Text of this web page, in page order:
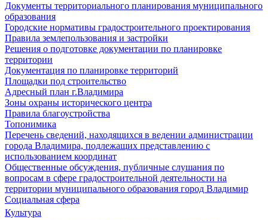
Документы территориального планирования муниципального
образования
Городские нормативы градостроительного проектирования
Правила землепользования и застройки
Решения о подготовке документации по планировке
территории
Документация по планировке территорий
Площадки под строительство
Адресный план г.Владимира
Зоны охраны исторического центра
Правила благоустройства
Топонимика
Перечень сведений, находящихся в ведении администрации
города Владимира, подлежащих представлению с
использованием координат
Общественные обсуждения, публичные слушания по
вопросам в сфере градостроительной деятельности на
территории муниципального образования город Владимир
Социальная сфера
Культура